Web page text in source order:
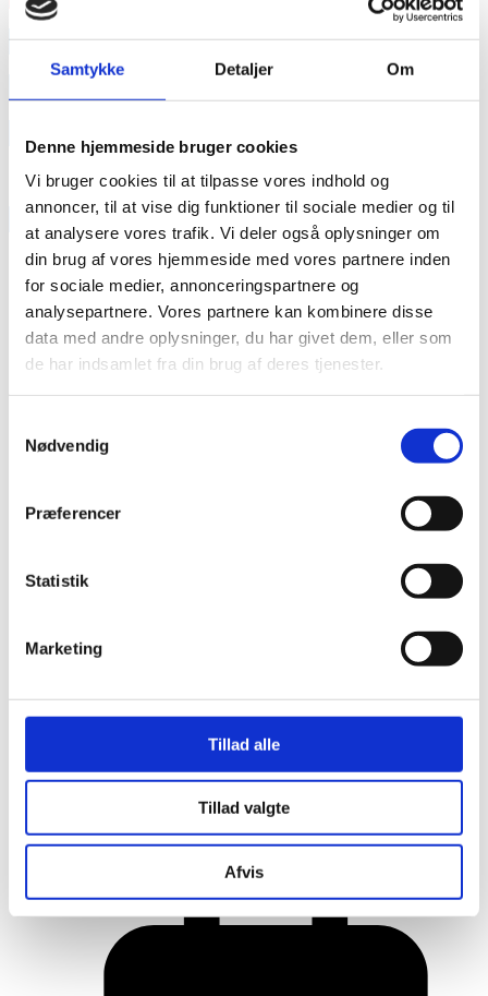
Samtykke Detaljer Om
Denne hjemmeside bruger cookies
Vi bruger cookies til at tilpasse vores indhold og
annoncer, til at vise dig funktioner til sociale medier og til
at analysere vores trafik. Vi deler også oplysninger om
din brug af vores hjemmeside med vores partnere inden
for sociale medier, annonceringspartnere og
analysepartnere. Vores partnere kan kombinere disse
data med andre oplysninger, du har givet dem, eller som
de har indsamlet fra din brug af deres tjenester.
Nødvendig
Præferencer
Statistik
Marketing
Tillad alle
Tillad valgte
Afvis
annonce
annonce
RAINBOW BUSINESS DENMARK
Her er alle vinderne fra årets Danish